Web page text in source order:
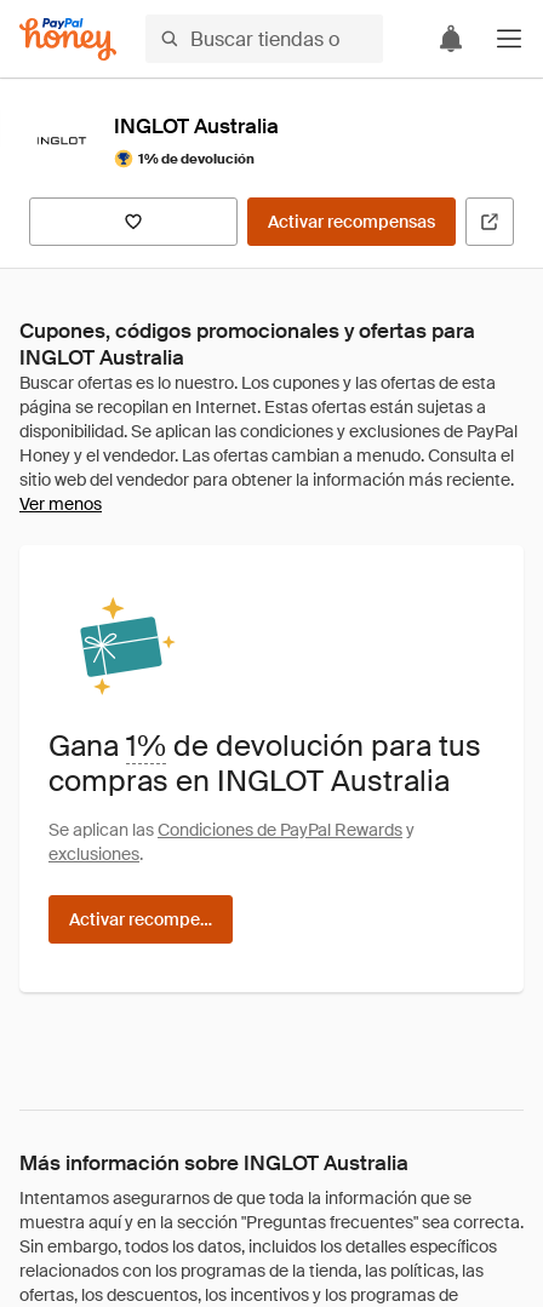
INGLOT Australia
1% de devolución
Activar recompensas
Cupones, códigos promocionales y ofertas para
INGLOT Australia
Ver menos
Gana1% de devolución para tus
compras en INGLOT Australia
Se aplican lasCondiciones de PayPal Rewardsy
exclusiones.
Activar recompensas
Más información sobre INGLOT Australia
Intentamos asegurarnos de que toda la información que se
muestra aquí y en la sección "Preguntas frecuentes" sea correcta.
Sin embargo, todos los datos, incluidos los detalles específicos
relacionados con los programas de la tienda, las políticas, las
ofertas, los descuentos, los incentivos y los programas de